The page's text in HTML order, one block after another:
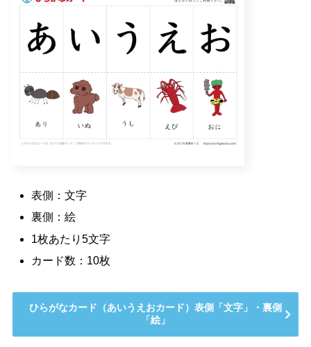
表側：文字
裏側：絵
1枚あたり5文字
カード数：10枚
ひらがなカード（あいうえおカード）表側「文字」・裏側
「絵」